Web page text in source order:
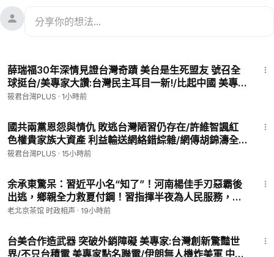
media.com/
★廖筱君全新政論節目 REAL TALK/真實對話 ＠網站連結→
lusyt0709
「一人難挑千斤擔，眾人能移萬座山」，如果您有餘力，請贊助
1.銀行轉帳：
★元大銀行(806)東板橋分行
戶名：廖筱君
★外幣匯款資訊：
新光銀行新生南路分行
0523-11-888-233-3
SWIFT CODE:MKTBTWTP
薛瑞福30年深情見證台灣奇蹟 美台是生死盟友 號召全
球挺台/美專家大讚:台灣民主耳目一新!/比起中國 美專
家坦言更愛台灣 若被併吞全球完了/美專家震撼警告:台
筱君台灣PLUS · 1小時前
國共兩黨恩怨與情仇 敗逃台灣陋習仍存在/許維智諷紅
色權貴家族大資產 利益輸送網絡錯綜雜/網傳胡錦濤全
家中毒? 許維智揭秘中共大鬥爭/統促黨橫行終遭解散 國
筱君台灣PLUS · 15小時前
余承東驚呆：習近平小名“知了”！河南楊佳手刃惡霸後
出逃，鄉親全力救夏付鋼！習指揮半夜為人民服務，各
地火燒連城！（老北京茶館/第1706集/2026/08/05）
老北京茶馆 时政相声 · 19小時前
台美合作造武器 突破外銷障礙 美專家:台灣創新驚豔世
界/不只台積電 美專家點名聯電/伊朗無人機炸美軍 中國